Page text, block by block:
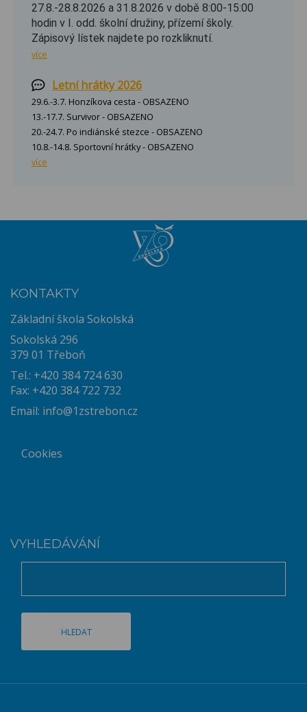
27.8.-28.8.2026 a 31.8.2026 v době 8:00-15:00
hodin v I. odd. školní družiny, přízemí školy.
Zápisový lístek najdete po rozkliknutí.
více
Letní hrátky 2026
29.6.-3.7. Honzíkova cesta - OBSAZENO
13.-17.7. Survivor - OBSAZENO
20.-24.7. Po indiánské stezce - OBSAZENO
10.8.-14.8. Sportovní hrátky - OBSAZENO
více
KONTAKTY
Základní škola Sokolská
Sokolská 296
379 01 Třeboň
Tel.: +420 384 724 630
Fax: +420 384 722 732
Email: info@1zstrebon.cz
Cookies
VYHLEDÁVÁNÍ